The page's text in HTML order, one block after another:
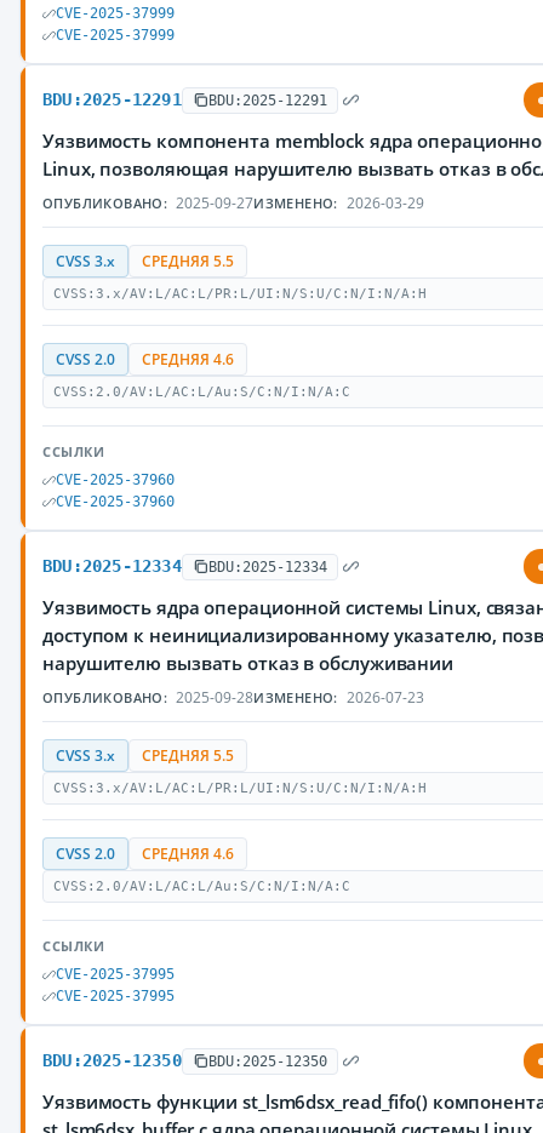
CVE-2025-37999
CVE-2025-37999
BDU:2025-12291 BDU:2025-12291
Уязвимость компонента memblock ядра
Linux, позволяющая нарушителю вызвать отказ в
ОПУБЛИКОВАНО: 2025-09-27ИЗМЕНЕНО: 2026-03-29
CVSS 3.x СРЕДНЯЯ 5.5
CVSS:3.x/AV:L/AC:L/PR:L/UI:N/S:U/C:N/I:N/A:H
CVSS 2.0 СРЕДНЯЯ 4.6
CVSS:2.0/AV:L/AC:L/Au:S/C:N/I:N/A:C
ССЫЛКИ
CVE-2025-37960
CVE-2025-37960
BDU:2025-12334 BDU:2025-12334
Уязвимость ядра операционной системы Linux,
доступом к неинициализированному указателю,
нарушителю вызвать отказ в обслуживании
ОПУБЛИКОВАНО: 2025-09-28ИЗМЕНЕНО: 2026-07-23
CVSS 3.x СРЕДНЯЯ 5.5
CVSS:3.x/AV:L/AC:L/PR:L/UI:N/S:U/C:N/I:N/A:H
CVSS 2.0 СРЕДНЯЯ 4.6
CVSS:2.0/AV:L/AC:L/Au:S/C:N/I:N/A:C
ССЫЛКИ
CVE-2025-37995
CVE-2025-37995
BDU:2025-12350 BDU:2025-12350
Уязвимость функции st_lsm6dsx_read_fifo()